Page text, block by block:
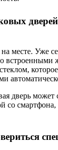
месте. Уже
встроенными
дверь может
со